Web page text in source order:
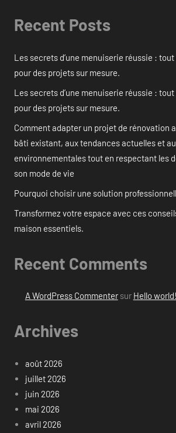
Recent Posts
Les secrets d’une menuiserie réussie :
pour des projets sur mesure.
Les secrets d’une menuiserie réussie :
pour des projets sur mesure.
Comment adapter un projet de rénovation
bâti existant, aux tendances actuelles et
environnementales tout en respectant les
son mode de vie
Pourquoi choisir une solution
Transformez votre espace avec ces
maison essentiels.
Recent Comments
A WordPress Commentersur Hello world!
Archives
août 2026
juillet 2026
juin 2026
mai 2026
avril 2026